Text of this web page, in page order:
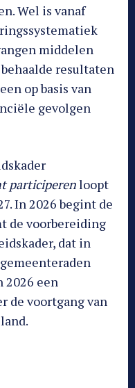
Wel is vanaf
middelen
resultaten
op basis van
gevolgen
participerenloopt
In 2026 begint de
de voorbereiding
dat in
2026 een
de voortgang van